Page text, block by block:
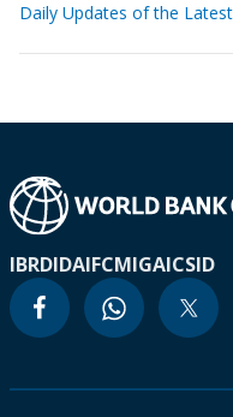
Daily Updates of the
IBRDIDAIFCMIGAICSID